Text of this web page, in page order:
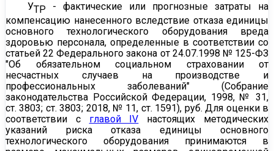
УТР - фактические или прогнозные затраты на
компенсацию нанесенного вследствие отказа единицы
основного технологического оборудования вреда
здоровью персонала, определенные в соответствии со
статьей 22 Федерального закона от 24.07.1998 № 125-ФЗ
"Об обязательном социальном страховании от
несчастных случаев на производстве и
профессиональных заболеваний" (Собрание
законодательства Российской Федерации, 1998, № 31,
ст. 3803; ст. 3803; 2018, № 11, ст. 1591), руб. Для оценки в
соответствии с главой IV настоящих методических
указаний риска отказа единицы основного
технологического оборудования принимаются в